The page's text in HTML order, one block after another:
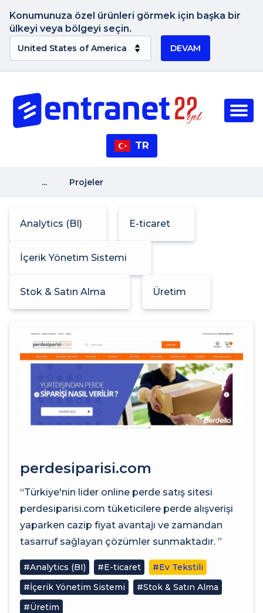
Konumunuza özel ürünleri görmek için başka bir
ülkeyi veya bölgeyi seçin.
DEVAM
TR
... Projeler
Analytics (BI) E-ticaret
İçerik Yönetim Sistemi
Stok & Satın Alma Üretim
perdesiparisi.com
“Türkiye'nin lider online perde satış sitesi
perdesiparisi.com tüketicilere perde alışverişi
yaparken cazip fiyat avantajı ve zamandan
tasarruf sağlayan çözümler sunmaktadır. ”
#Analytics (BI) #E-ticaret
#Ev Tekstili
#İçerik Yönetim Sistemi
#Stok & Satın Alma
#Üretim